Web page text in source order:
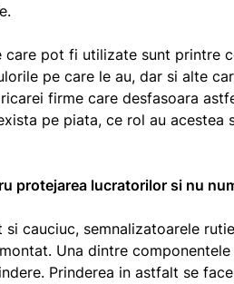
care pot fi utilizate sunt printre
pe care le au, dar si alte
firme care desfasoara
pe piata, ce rol au acestea
protejarea lucratorilor si nu
si cauciuc, semnalizatoarele
Una dintre
Prinderea in astfalt se